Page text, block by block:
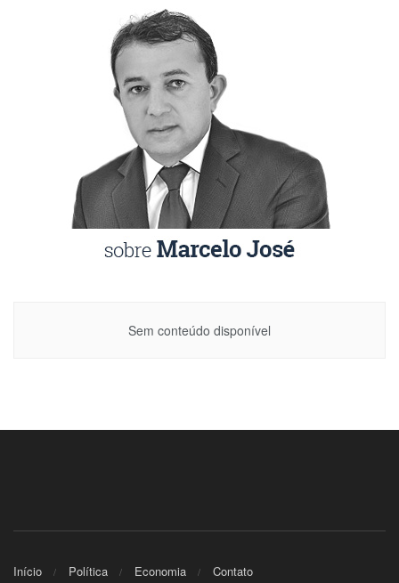
Sem conteúdo disponível
Início Política Economia Contato